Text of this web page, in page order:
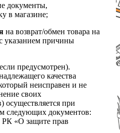
документы,
в магазине;
на возврат/обмен товара на
указанием причины
предусмотрен).
качества
неисправен и не
своих
осуществляется при
следующих документов:
РК «О защите прав